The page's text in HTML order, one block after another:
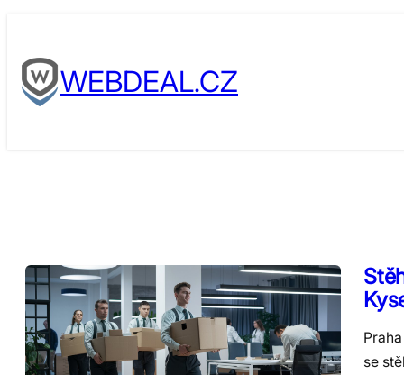
contentWEBDEAL.CZ
se